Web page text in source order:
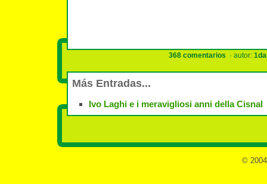
368 comentarios · autor:
Más Entradas...
Ivo Laghi e i meravigliosi anni della Cisnal
©